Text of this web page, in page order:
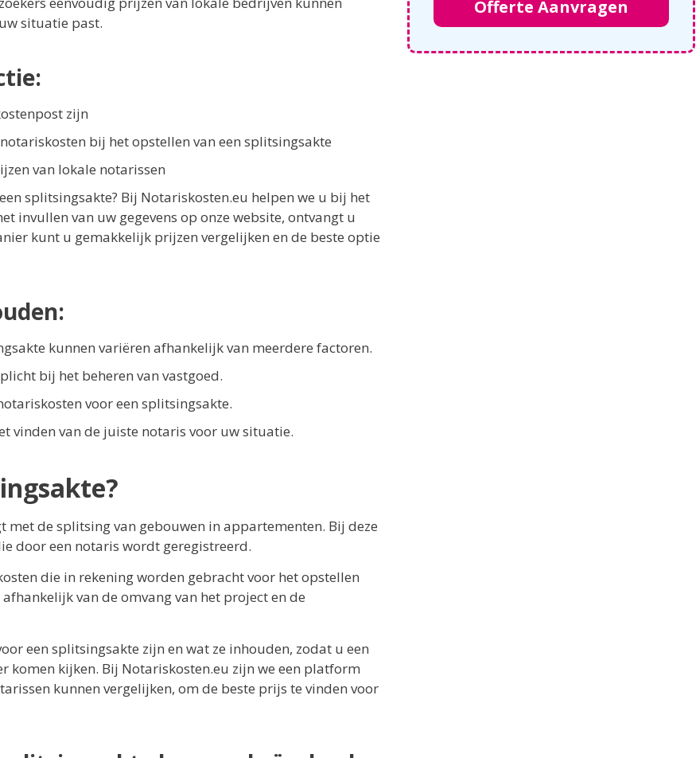
situatie past.
zijn
bij het opstellen van een splitsingsakte
van lokale notarissen
splitsingsakte? Bij Notariskosten.eu helpen we u bij het
invullen van uw gegevens op onze website, ontvangt u
kunt u gemakkelijk prijzen vergelijken en de beste optie
kunnen variëren afhankelijk van meerdere factoren.
bij het beheren van vastgoed.
voor een splitsingsakte.
vinden van de juiste notaris voor uw situatie.
de splitsing van gebouwen in appartementen. Bij deze
door een notaris wordt geregistreerd.
die in rekening worden gebracht voor het opstellen
van de omvang van het project en de
een splitsingsakte zijn en wat ze inhouden, zodat u een
komen kijken. Bij Notariskosten.eu zijn we een platform
kunnen vergelijken, om de beste prijs te vinden voor
Offerte Aanvragen